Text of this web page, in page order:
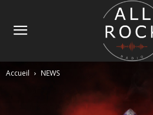
Accueil NEWS